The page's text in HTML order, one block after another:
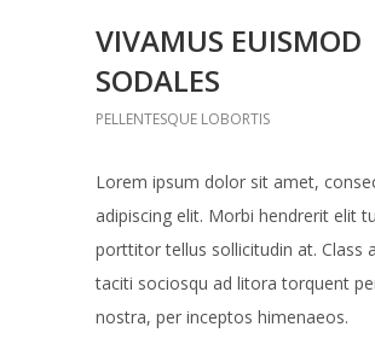
VIVAMUS EUISMOD
SODALES
PELLENTESQUE LOBORTIS
Lorem ipsum dolor sit amet,
adipiscing elit. Morbi hendrerit elit
porttitor tellus sollicitudin at. Class
taciti sociosqu ad litora torquent
nostra, per inceptos himenaeos.